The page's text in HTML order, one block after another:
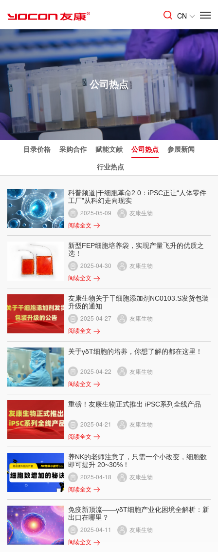
CN
公司热点
目录价格 采购合作 赋能文献 公司热点
参展新闻
行业热点
科普频道|干细胞革命2.0：iPSC正让“人体零件
工厂”从科幻走向现实
2025-05-09
友康生物
阅读全文
新型FEP细胞培养袋，实现产量飞升的优质之
选！
2025-04-30
友康生物
阅读全文
友康生物关于干细胞添加剂NC0103.S发货包装
升级的通知
2025-04-27
友康生物
阅读全文
关于γδT细胞的培养，你想了解的都在这里！
2025-04-22
友康生物
阅读全文
重磅！友康生物正式推出 iPSC系列全线产品
2025-04-21
友康生物
阅读全文
养NK的老师注意了，只需一个小改变，细胞数
即可提升 20~30%！
2025-04-18
友康生物
阅读全文
免疫新顶流——γδT细胞产业化困境全解析：新
出口在哪里？
2025-04-11
友康生物
阅读全文